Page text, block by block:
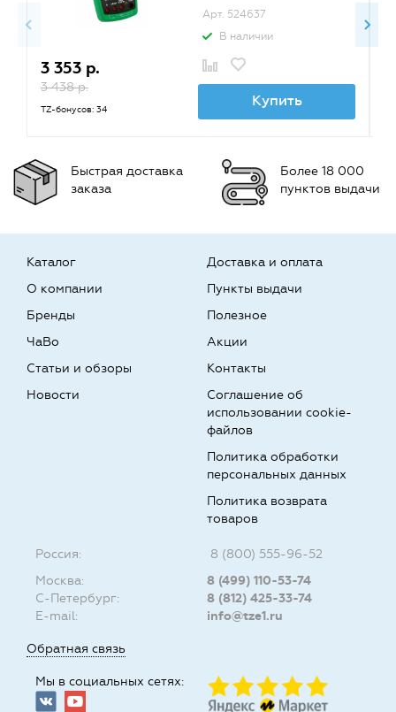
Арт. 524637
В наличии
3 353 р.
3 438 р.
TZ-бонусов: 34
Купить
Быстрая доставка
заказа
Более 18 000
пунктов выдачи
Каталог
О компании
Бренды
Доставка и оплата
Пункты выдачи
Полезное
ЧаВо
Статьи и обзоры
Новости
Акции
Контакты
Соглашение об
использовании cookie-
файлов
Политика обработки
персональных данных
Политика возврата
товаров
Россия:
8 (800) 555-96-52
Москва:
8 (499) 110-53-74
С-Петербург:
8 (812) 425-33-74
E-mail:
info@tze1.ru
Обратная связь
Мы в социальных сетях: